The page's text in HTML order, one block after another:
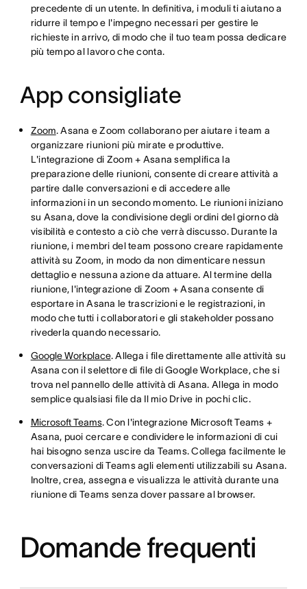
precedente di un utente. In definitiva, i moduli ti aiutano a
ridurre il tempo e l'impegno necessari per gestire le
richieste in arrivo, di modo che il tuo team possa dedicare
più tempo al lavoro che conta.
App consigliate
Zoom. Asana e Zoom collaborano per aiutare i team a
organizzare riunioni più mirate e produttive.
L'integrazione di Zoom + Asana semplifica la
preparazione delle riunioni, consente di creare attività a
partire dalle conversazioni e di accedere alle
informazioni in un secondo momento. Le riunioni iniziano
su Asana, dove la condivisione degli ordini del giorno dà
visibilità e contesto a ciò che verrà discusso. Durante la
riunione, i membri del team possono creare rapidamente
attività su Zoom, in modo da non dimenticare nessun
dettaglio e nessuna azione da attuare. Al termine della
riunione, l'integrazione di Zoom + Asana consente di
esportare in Asana le trascrizioni e le registrazioni, in
modo che tutti i collaboratori e gli stakeholder possano
rivederla quando necessario.
Google Workplace. Allega i file direttamente alle attività su
Asana con il selettore di file di Google Workplace, che si
trova nel pannello delle attività di Asana. Allega in modo
semplice qualsiasi file da Il mio Drive in pochi clic.
Microsoft Teams. Con l'integrazione Microsoft Teams +
Asana, puoi cercare e condividere le informazioni di cui
hai bisogno senza uscire da Teams. Collega facilmente le
conversazioni di Teams agli elementi utilizzabili su Asana.
Inoltre, crea, assegna e visualizza le attività durante una
riunione di Teams senza dover passare al browser.
Domande frequenti